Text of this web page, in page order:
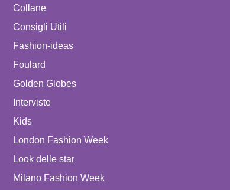
Collane
Consigli Utili
Fashion-ideas
Foulard
Golden Globes
Interviste
Kids
London Fashion Week
Look delle star
Milano Fashion Week